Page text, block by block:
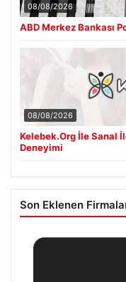
08/08/2026
ABD Merkez Bankası
08/08/2026
Kelebek.Org İle Sanal
Deneyimi
Son Eklenen